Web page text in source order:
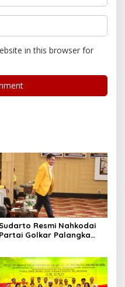
in this browser for
Sudarto Resmi Nahkodai
Partai Golkar Palangka
Rakyat